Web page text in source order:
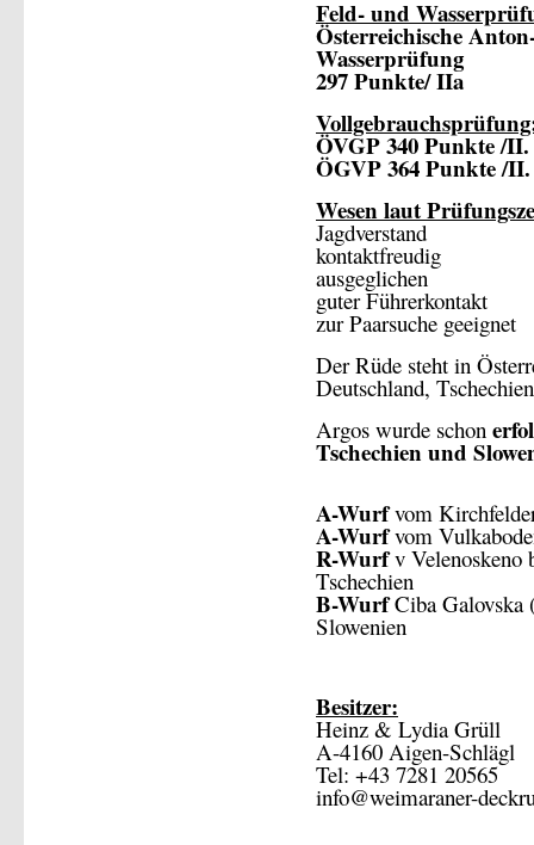
Feld- und
Österreichische
Wasserprüfung
297 Punkte/ IIa
ÖVGP 340 Punkte /II.
ÖGVP 364 Punkte /
Wesen laut
Jagdverstand
kontaktfreudig
ausgeglichen
guter Führerkontakt
zur Paarsuche geeignet
Der Rüde steht in
Deutschland,
Argos wurde schon
Tschechien und
A-Wurfvom
A-Wurfvom
R-Wurfv Velenoskeno
Tschechien
B-WurfCiba Galovska
Slowenien
Besitzer:
Heinz & Lydia Grüll
A-4160 Aigen-Schlägl
Tel: +43 7281 20565
info@weimaraner-